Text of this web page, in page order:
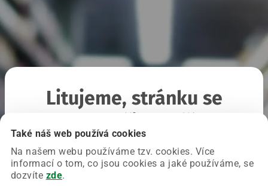
Také náš web používá cookies
Na našem webu používáme tzv. cookies. Více
informací o tom, co jsou cookies a jaké používáme, se
dozvíte zde.
Litujeme, stránku se
Chyba nastala na naší straně a už ji opravujeme.
Zkuste prosím znovu načíst požadovanou stránku.